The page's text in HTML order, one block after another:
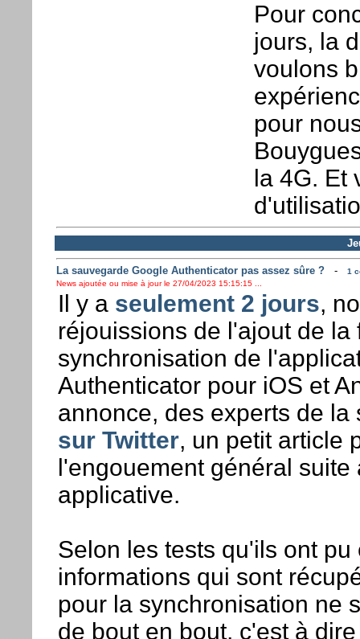
Pour
jours, la
voulons
pour
la 4G. Et
La sauvegarde Google Authenticator pas assez sûre ?-
1
News ajoutée ou mise à jour le 27/04/2023 15:15:15 ...
Il y a seulement 2 jours,
réjouissions de l'ajout de la
synchronisation de
Authenticator pour iOS et
annonce, des experts de la
sur Twitter, un petit article
l'engouement général
applicative.
Selon les tests qu'ils ont pu
informations qui sont
pour la synchronisation ne
de bout en bout, c'est à